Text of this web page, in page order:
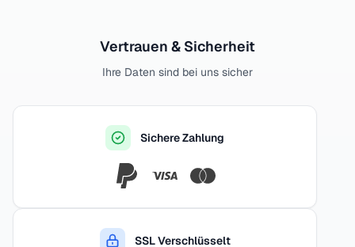
Vertrauen & Sicherheit
Ihre Daten sind bei uns sicher
Sichere Zahlung
SSL Verschlüsselt